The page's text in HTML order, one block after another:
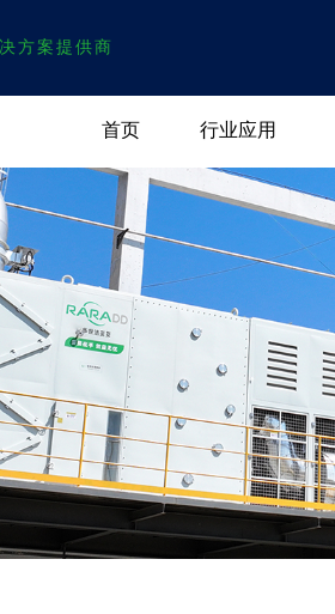
方案提供商
首页 行业应用